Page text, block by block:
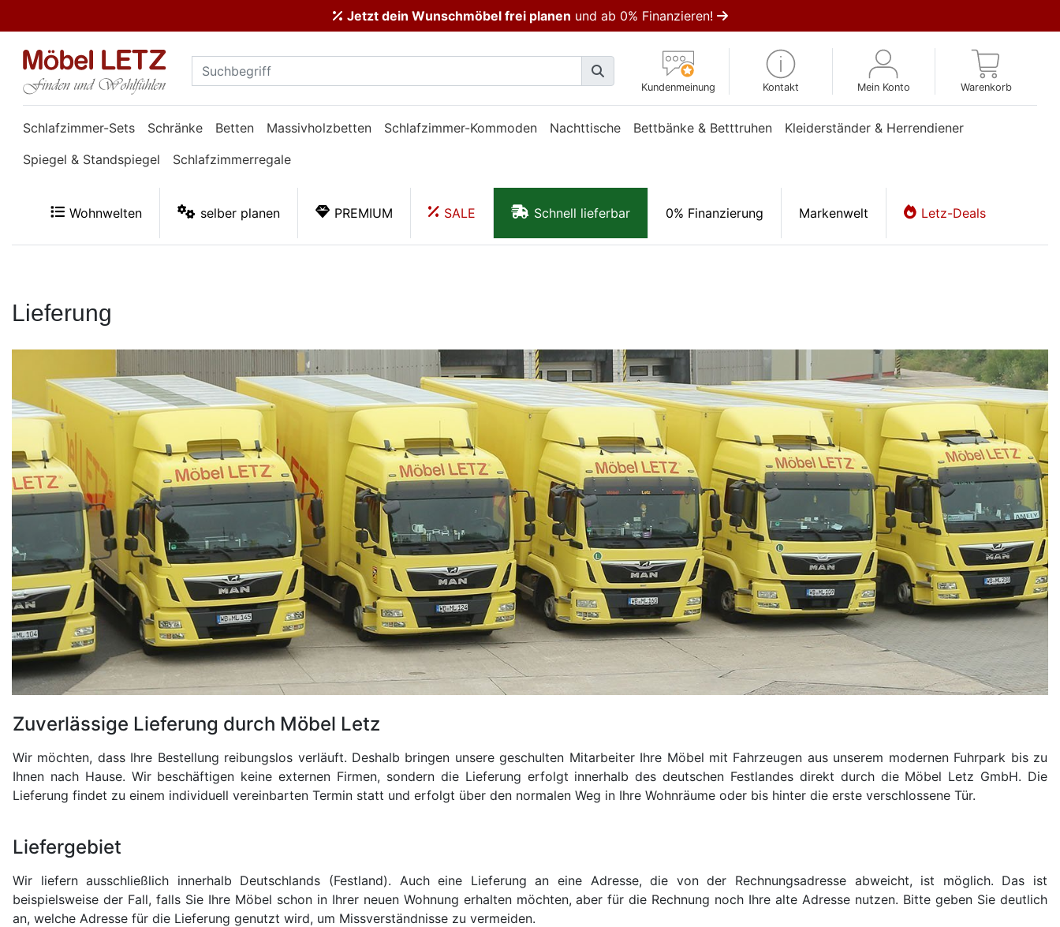
Jetzt dein Wunschmöbel frei planen und ab 0% Finanzieren!
Kundenmeinung Kontakt Mein Konto Warenkorb
Schlafzimmer-Sets Schränke Betten Massivholzbetten Schlafzimmer-Kommoden Nachttische Bettbänke & Betttruhen
Kleiderständer & Herrendiener
Spiegel & Standspiegel
Schlafzimmerregale
Wohnwelten selber planen PREMIUM SALE Schnell lieferbar 0% Finanzierung Markenwelt Letz-Deals
Lieferung
Zuverlässige Lieferung durch Möbel Letz
Wir möchten, dass Ihre Bestellung reibungslos verläuft. Deshalb bringen unsere geschulten Mitarbeiter Ihre Möbel mit Fahrzeugen aus unserem modernen Fuhrpark bis zu
Ihnen nach Hause. Wir beschäftigen keine externen Firmen, sondern die Lieferung erfolgt innerhalb des deutschen Festlandes direkt durch die Möbel Letz GmbH. Die
Lieferung findet zu einem individuell vereinbarten Termin statt und erfolgt über den normalen Weg in Ihre Wohnräume oder bis hinter die erste verschlossene Tür.
Liefergebiet
Wir liefern ausschließlich innerhalb Deutschlands (Festland). Auch eine Lieferung an eine Adresse, die von der Rechnungsadresse abweicht, ist möglich. Das ist
beispielsweise der Fall, falls Sie Ihre Möbel schon in Ihrer neuen Wohnung erhalten möchten, aber für die Rechnung noch Ihre alte Adresse nutzen. Bitte geben Sie deutlich
an, welche Adresse für die Lieferung genutzt wird, um Missverständnisse zu vermeiden.
Kundenmeinungen
lieferbar
SALE
0%
Finanzierung
Markenwelt
Letz-
Schlafzimmer-
Sets
Schränke
Betten
Massivholzbetten
Schlafzimmer-
Kommoden
&
Betttruhen